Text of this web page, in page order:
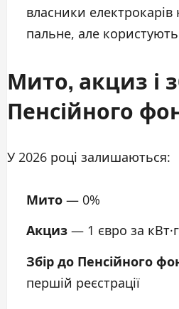
власники
пальне, але
Мито, акциз і
Пенсійного
У 2026 році залишаються:
Мито — 0%
Акциз — 1 євро за
Збір до Пенсійного
першій реєстрації